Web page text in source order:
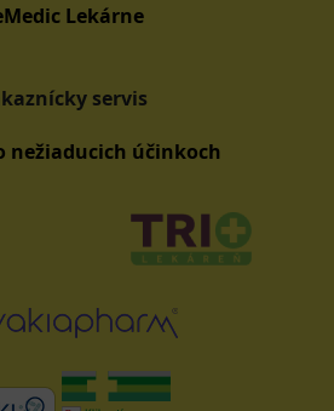
Lekárne
servis
nežiaducich účinkoch